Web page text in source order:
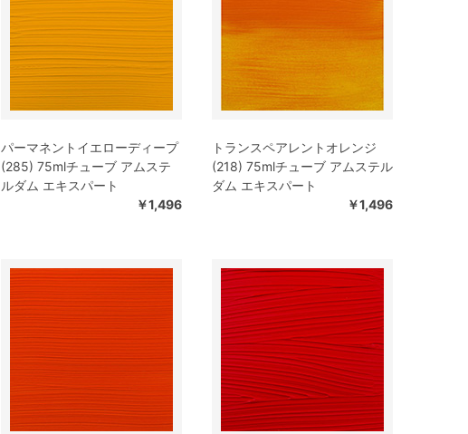
パーマネントイエローディープ
(285) 75mlチューブ アムステ
ルダム エキスパート
￥1,496
トランスペアレントオレンジ
(218) 75mlチューブ アムステル
ダム エキスパート
￥1,496